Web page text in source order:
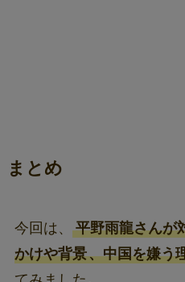
まとめ
今回は、
平野雨龍さんが
かけや背景、中国を嫌う